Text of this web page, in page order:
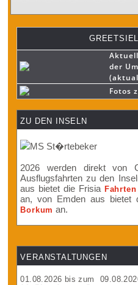
der
Fotos
ZU DEN INSELN
2026 werden direkt von
Ausflugsfahrten zu den
aus bietet die Frisia
an, von Emden aus
Borkum an.
VERANSTALTUNGEN
01.08.2026 bis zum